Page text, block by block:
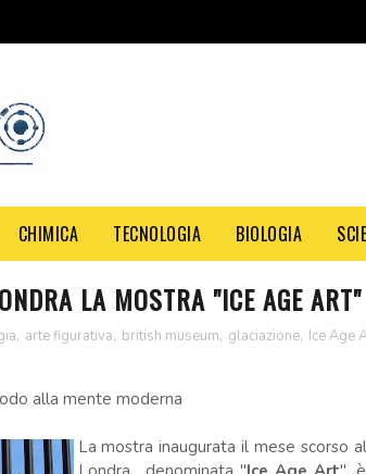
CHIMICA TECNOLOGIA BIOLOGIA
LA MOSTRA "ICE AGE ART"
, arte figurativa, british museum, glaciazione, Ice Age
alla mente moderna
La mostra inaugurata il mese scorso